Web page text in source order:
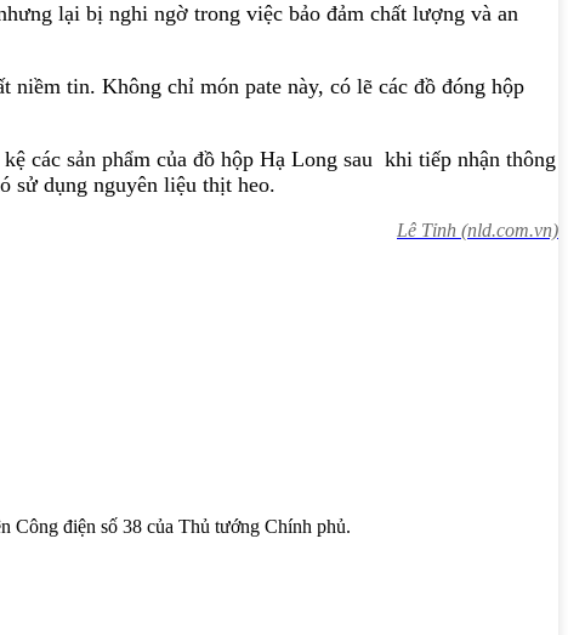
lại bị nghi ngờ trong việc bảo đảm chất lượng và an
niềm tin. Không chỉ món pate này, có lẽ các đồ đóng hộp
các sản phẩm của đồ hộp Hạ Long sau khi tiếp nhận thông
sử dụng nguyên liệu thịt heo.
Lê Tỉnh (nld.com.vn)
Công điện số 38 của Thủ tướng Chính phủ.